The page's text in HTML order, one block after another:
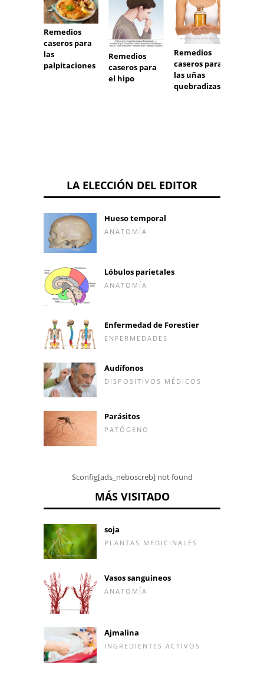
Remedios
caseros para
las
palpitaciones
Remedios
caseros para
el hipo
Remedios
caseros para
las uñas
quebradizas
LA ELECCIÓN DEL EDITOR
Hueso temporal
ANATOMÍA
Lóbulos parietales
ANATOMÍA
Enfermedad de Forestier
ENFERMEDADES
Audífonos
DISPOSITIVOS MÉDICOS
Parásitos
PATÓGENO
$config[ads_neboscreb] not found
MÁS VISITADO
soja
PLANTAS MEDICINALES
Vasos sanguineos
ANATOMÍA
Ajmalina
INGREDIENTES ACTIVOS